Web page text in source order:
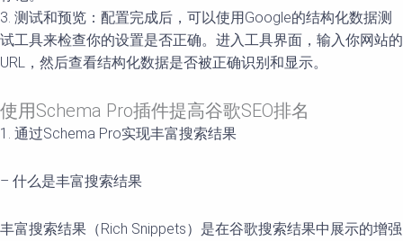
3. 测试和预览：配置完成后，可以使用Google的结构化数据测
试工具来检查你的设置是否正确。进入工具界面，输入你网站的
URL，然后查看结构化数据是否被正确识别和显示。
使用Schema Pro插件提高谷歌SEO排名
1. 通过Schema Pro实现丰富搜索结果
– 什么是丰富搜索结果
丰富搜索结果（Rich Snippets）是在谷歌搜索结果中展示的增强